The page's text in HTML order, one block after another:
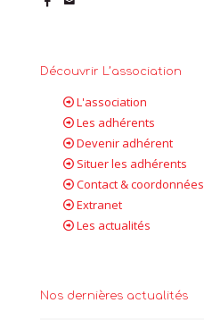
Découvrir L’association
L'association
Les adhérents
Devenir adhérent
Situer les adhérents
Contact & coordonnées
Extranet
Les actualités
Nos dernières actualités